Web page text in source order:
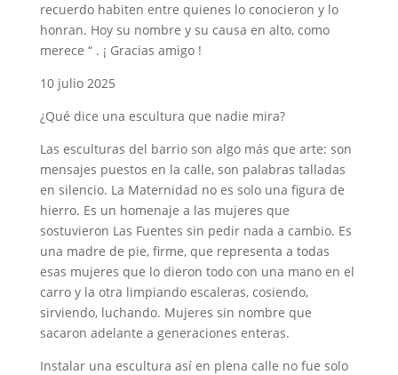
recuerdo habiten entre quienes lo conocieron y lo
honran. Hoy su nombre y su causa en alto, como
merece “ . ¡ Gracias amigo !
10 julio 2025
¿Qué dice una escultura que nadie mira?
Las esculturas del barrio son algo más que arte: son
mensajes puestos en la calle, son palabras talladas
en silencio. La Maternidad no es solo una figura de
hierro. Es un homenaje a las mujeres que
sostuvieron Las Fuentes sin pedir nada a cambio. Es
una madre de pie, firme, que representa a todas
esas mujeres que lo dieron todo con una mano en el
carro y la otra limpiando escaleras, cosiendo,
sirviendo, luchando. Mujeres sin nombre que
sacaron adelante a generaciones enteras.
Instalar una escultura así en plena calle no fue solo